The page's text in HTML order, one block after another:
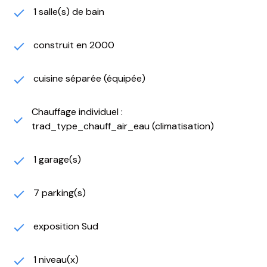
fournisseur.
C’est là un bien peu commun sur le marché, qui vous
être, à l’abris des regards, une visite s’impose.
boulangerie supermarché à 5 minutes en voiture.
Ainsi que vers la zone d’activité de Signes, et Le circuit
Paul Ricard.
Renseignements et Visites sur rendez-vous.
DPE C / GES B
Estimation annuelle de la consommation d’énergie du
28 689 kWh
1 salle(s) de bain
construit en 2000
cuisine séparée (équipée)
Chauffage individuel :
trad_type_chauff_air_eau (climatisation)
1 garage(s)
7 parking(s)
exposition Sud
1 niveau(x)